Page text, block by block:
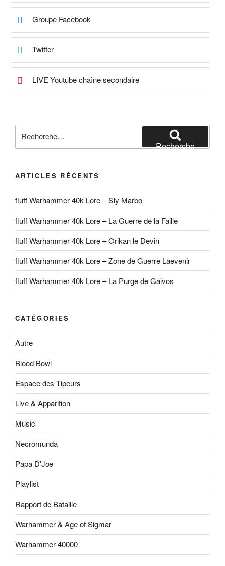
Groupe Facebook
Twitter
LIVE Youtube chaîne secondaire
pour
Recherche
ARTICLES RÉCENTS
fluff Warhammer 40k Lore – Sly Marbo
fluff Warhammer 40k Lore – La Guerre de la Faille
fluff Warhammer 40k Lore – Orikan le Devin
fluff Warhammer 40k Lore – Zone de Guerre Laevenir
fluff Warhammer 40k Lore – La Purge de Gaivos
CATÉGORIES
Autre
Blood Bowl
Espace des Tipeurs
Live & Apparition
Music
Necromunda
Papa D'Joe
Playlist
Rapport de Bataille
Warhammer & Age of Sigmar
Warhammer 40000